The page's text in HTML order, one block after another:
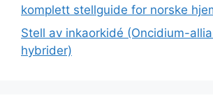
komplett stellguide for norske
Stell av inkaorkidé (Oncidium-
hybrider)